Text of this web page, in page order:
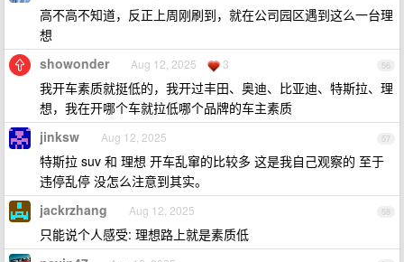
高不高不知道，反正上周刚刷到，就在公司园区遇到这么一台理
想
56
showonder Aug 12, 2025 3
我开车素质就挺低的，我开过丰田、奥迪、比亚迪、特斯拉、理
想，我在开哪个车就拉低哪个品牌的车主素质
57
jinksw Aug 12, 2025
特斯拉 suv 和 理想 开车乱窜的比较多 这是我自己观察的 至于
违停乱停 没怎么注意到其实。
58
jackrzhang Aug 12, 2025
只能说个人感受: 理想路上就是素质低